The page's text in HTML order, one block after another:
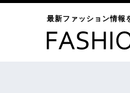
最新ファッション情報